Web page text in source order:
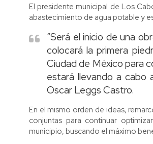
El presidente municipal de Los
abastecimiento de agua potable y
“Será el inicio de una
colocará la primera
Ciudad de México para
estará llevando a cabo
Oscar Leggs Castro.
En el mismo orden de ideas,
conjuntas para continuar
municipio, buscando el máximo